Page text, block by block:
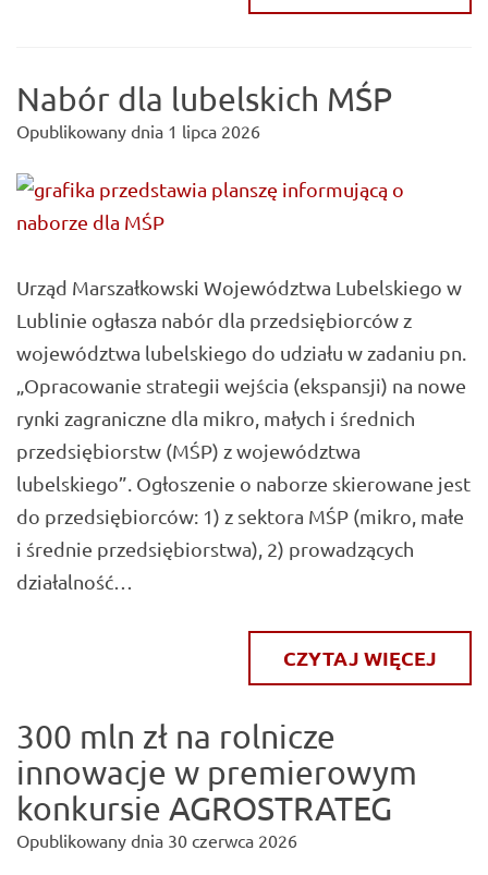
Nabór dla lubelskich MŚP
Opublikowany dnia 1 lipca 2026
Urząd Marszałkowski Województwa Lubelskiego w
Lublinie ogłasza nabór dla przedsiębiorców z
województwa lubelskiego do udziału w zadaniu pn.
„Opracowanie strategii wejścia (ekspansji) na nowe
rynki zagraniczne dla mikro, małych i średnich
przedsiębiorstw (MŚP) z województwa
lubelskiego”. Ogłoszenie o naborze skierowane jest
do przedsiębiorców: 1) z sektora MŚP (mikro, małe
i średnie przedsiębiorstwa), 2) prowadzących
działalność…
CZYTAJ WIĘCEJ
300 mln zł na rolnicze
innowacje w premierowym
konkursie AGROSTRATEG
Opublikowany dnia 30 czerwca 2026